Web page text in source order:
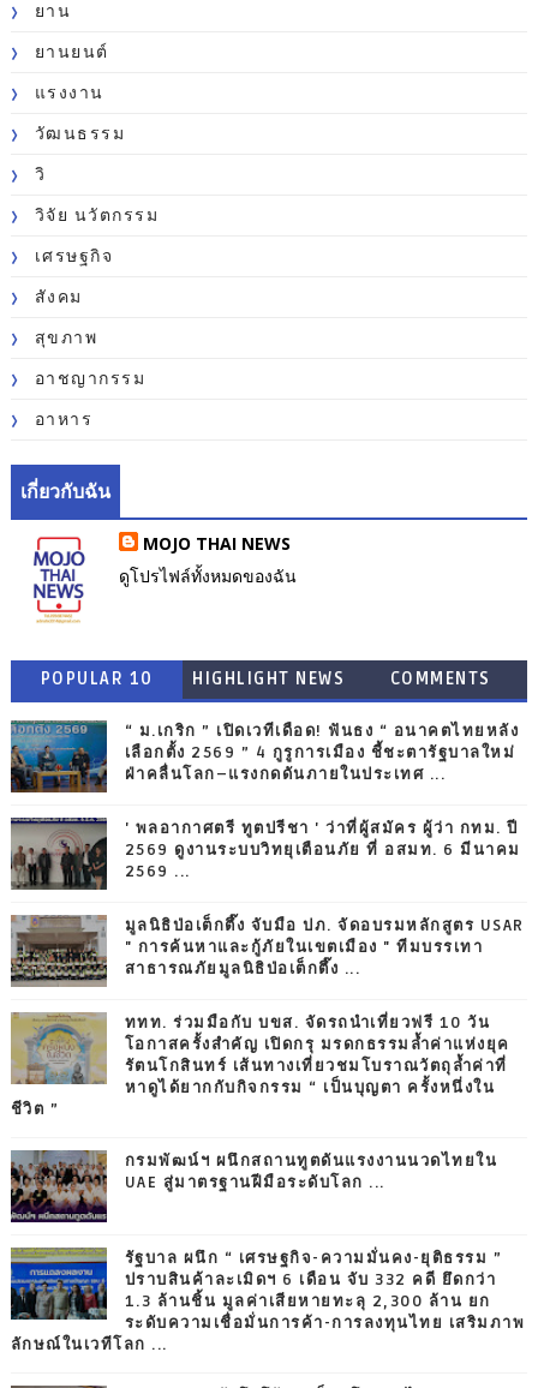
ยาน
ยานยนต์
แรงงาน
วัฒนธรรม
วิ
วิจัย นวัตกรรม
เศรษฐกิจ
สังคม
สุขภาพ
อาชญากรรม
อาหาร
เกี่ยวกับฉัน
MOJO THAI NEWS
ดูโปรไฟล์ทั้งหมดของฉัน
POPULAR 10 HIGHLIGHT NEWS COMMENTS
“ ม.เกริก ” เปิดเวทีเดือด! ฟันธง “ อนาคตไทยหลัง
เลือกตั้ง 2569 ” 4 กูรูการเมือง ชี้ชะตารัฐบาลใหม่
ฝ่าคลื่นโลก–แรงกดดันภายในประเทศ ...
' พลอากาศตรี ทูตปรีชา ' ว่าที่ผู้สมัคร ผู้ว่า กทม. ปี
2569 ดูงานระบบวิทยุเตือนภัย ที่ อสมท. 6 มีนาคม
2569 ...
มูลนิธิป่อเต็กตึ๊ง จับมือ ปภ. จัดอบรมหลักสูตร USAR
" การค้นหาและกู้ภัยในเขตเมือง " ทีมบรรเทา
สาธารณภัยมูลนิธิป่อเต็กตึ๊ง ...
ททท. ร่วมมือกับ บขส. จัดรถนำเที่ยวฟรี 10 วัน
โอกาสครั้งสำคัญ เปิดกรุ มรดกธรรมล้ำค่าแห่งยุค
รัตนโกสินทร์ เส้นทางเที่ยวชมโบราณวัตถุล้ำค่าที่
หาดูได้ยากกับกิจกรรม “ เป็นบุญตา ครั้งหนึ่งใน
ชีวิต ”
กรมพัฒน์ฯ ผนึกสถานทูตดันแรงงานนวดไทยใน
UAE สู่มาตรฐานฝีมือระดับโลก ...
รัฐบาล ผนึก “ เศรษฐกิจ-ความมั่นคง-ยุติธรรม ”
ปราบสินค้าละเมิดฯ 6 เดือน จับ 332 คดี ยึดกว่า
1.3 ล้านชิ้น มูลค่าเสียหายทะลุ 2,300 ล้าน ยก
ระดับความเชื่อมั่นการค้า-การลงทุนไทย เสริมภาพ
ลักษณ์ในเวทีโลก ...